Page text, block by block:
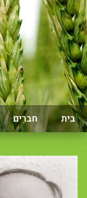
בית חברים